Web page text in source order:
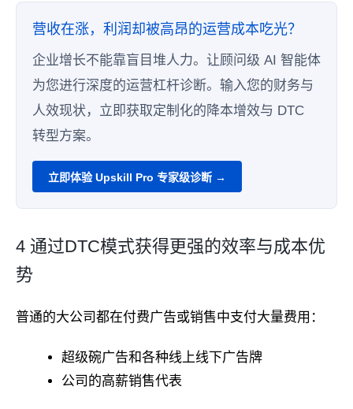
营收在涨，利润却被高昂的运营成本吃光？
企业增长不能靠盲目堆人力。让顾问级 AI 智能体
为您进行深度的运营杠杆诊断。输入您的财务与
人效现状，立即获取定制化的降本增效与 DTC
转型方案。
立即体验 Upskill Pro 专家级诊断 →
4 通过DTC模式获得更强的效率与成本优
势
普通的大公司都在付费广告或销售中支付大量费用：
超级碗广告和各种线上线下广告牌
公司的高薪销售代表